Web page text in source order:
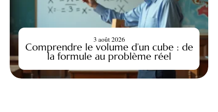
Comprendre le volume d’un cube : de
la formule au problème réel
3 août 2026